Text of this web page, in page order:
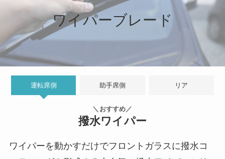
ワイパーブレード
運転席側 助手席側 リア
＼おすすめ／
撥水ワイパー
ワイパーを動かすだけでフロントガラスに撥水コ